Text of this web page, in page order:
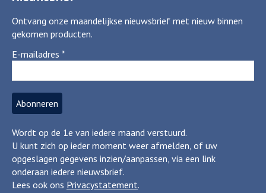
Ontvang onze maandelijkse nieuwsbrief met nieuw binnen
gekomen producten.
E-mailadres *
Wordt op de 1e van iedere maand verstuurd.
U kunt zich op ieder moment weer afmelden, of uw
opgeslagen gegevens inzien/aanpassen, via een link
onderaan iedere nieuwsbrief.
Lees ook ons Privacystatement.